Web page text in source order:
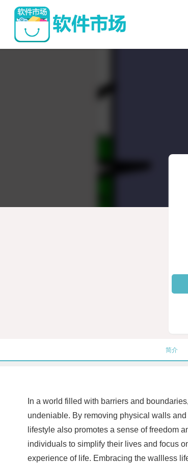
简介
In a world filled with barriers and
undeniable. By removing physical walls
lifestyle also promotes a sense of freedom
individuals to simplify their lives and focus
experience of life. Embracing the wallless